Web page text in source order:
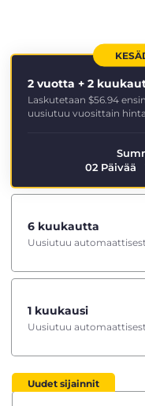
2 vuotta + 2
Laskutetaan $56.94
uusiutuu vuosittain
02 Päivää
6 kuukautta
Uusiutuu
1 kuukausi
Uusiutuu
Uudet sijainnit